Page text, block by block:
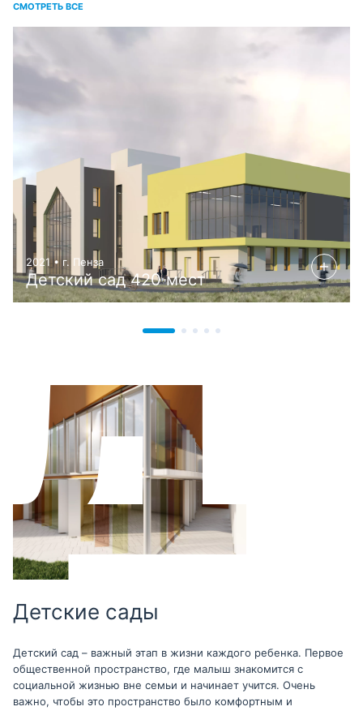
СМОТРЕТЬ ВСЕ
2021 • г. Пенза
Детский сад 420 мест
Детские сады
Детский сад – важный этап в жизни каждого ребенка. Первое
общественной пространство, где малыш знакомится с
социальной жизнью вне семьи и начинает учится. Очень
важно, чтобы это пространство было комфортным и